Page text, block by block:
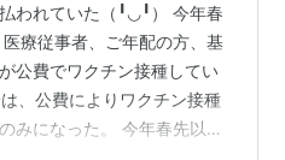
われていた（╹◡╹） 今年春
療従事者、ご年配の方、基
公費でワクチン接種してい
、公費によりワクチン接種
みになった。 今年春先以降